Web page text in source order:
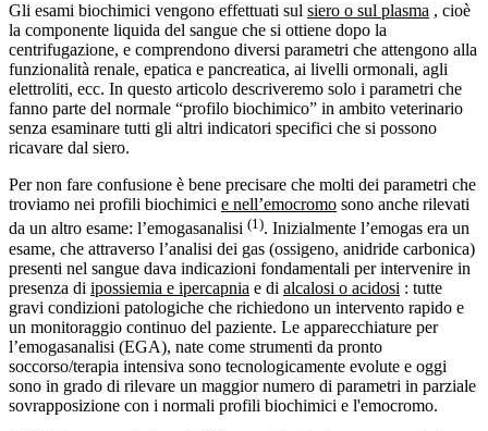
Gli esami biochimici vengono effettuati sul siero o sul plasma , cioè
la componente liquida del sangue che si ottiene dopo la
centrifugazione, e comprendono diversi parametri che attengono alla
funzionalità renale, epatica e pancreatica, ai livelli ormonali, agli
elettroliti, ecc. In questo articolo descriveremo solo i parametri che
fanno parte del normale “profilo biochimico” in ambito veterinario
senza esaminare tutti gli altri indicatori specifici che si possono
ricavare dal siero.
Per non fare confusione è bene precisare che molti dei parametri che
troviamo nei profili biochimici e nell’emocromo sono anche rilevati
da un altro esame: l’emogasanalisi (1). Inizialmente l’emogas era un
esame, che attraverso l’analisi dei gas (ossigeno, anidride carbonica)
presenti nel sangue dava indicazioni fondamentali per intervenire in
presenza di ipossiemia e ipercapnia e di alcalosi o acidosi : tutte
gravi condizioni patologiche che richiedono un intervento rapido e
un monitoraggio continuo del paziente. Le apparecchiature per
l’emogasanalisi (EGA), nate come strumenti da pronto
soccorso/terapia intensiva sono tecnologicamente evolute e oggi
sono in grado di rilevare un maggior numero di parametri in parziale
sovrapposizione con i normali profili biochimici e l'emocromo.